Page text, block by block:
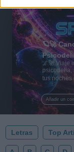
Añadir un
🪐🚀
🌌🚀 Viaje
psicodelia,
tus noches
al
esta
✨⭐
Letras Top